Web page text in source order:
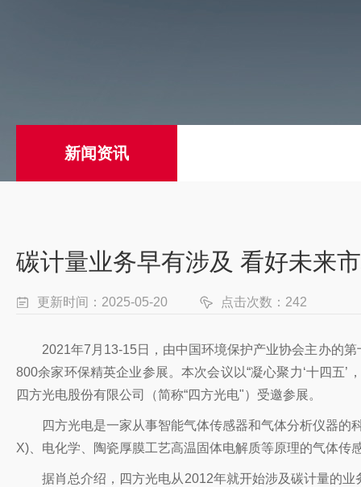
新闻资讯
碳计量业务早有涉及 看好未来
更新时间：2025-05-20 点击次数：242
2021年7月13-15日，由中国环境保护产业协会主办的
800余家环保精英企业参展。本次会议以“凝心聚力‘十四五
四方光电股份有限公司（简称“四方光电"）受邀参展。
四方光电是一家从事智能气体传感器和气体分析仪器
X)、电化学、陶瓷厚膜工艺高温固体电解质等原理的气体
据肖总介绍，四方光电从2012年就开始涉及碳计量的